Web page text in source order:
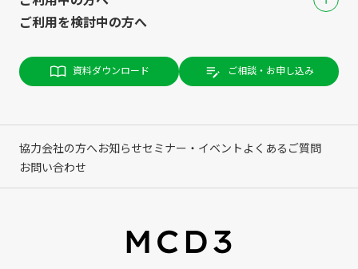
ご利用を検討中の方へ
資料ダウンロード ご相談・お申し込み
協力会社の方へお知らせセミナー・イベント よくあるご質問
お問い合わせ